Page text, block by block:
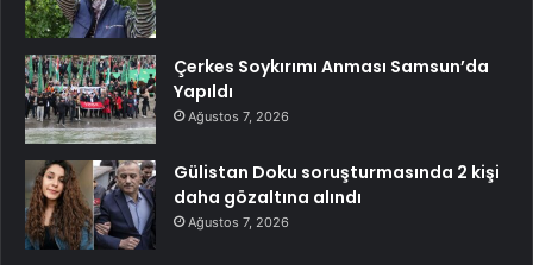
Çerkes Soykırımı Anması Samsun’da
Yapıldı
Ağustos 7, 2026
Gülistan Doku soruşturmasında 2 kişi
daha gözaltına alındı
Ağustos 7, 2026